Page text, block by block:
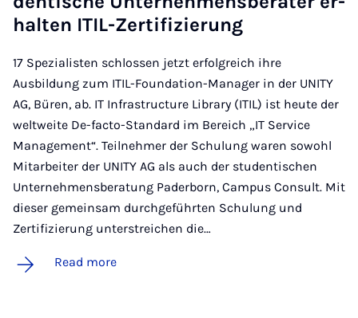
hal­ten ITIL-Zer­ti­fiz­ier­ung
17 Spezialisten schlossen jetzt erfolgreich ihre
Ausbildung zum ITIL-Foundation-Manager in der UNITY
AG, Büren, ab. IT Infrastructure Library (ITIL) ist heute der
weltweite De-facto-Standard im Bereich „IT Service
Management“. Teilnehmer der Schulung waren sowohl
Mitarbeiter der UNITY AG als auch der studentischen
Unternehmensberatung Paderborn, Campus Consult. Mit
dieser gemeinsam durchgeführten Schulung und
Zertifizierung unterstreichen die…
Read more